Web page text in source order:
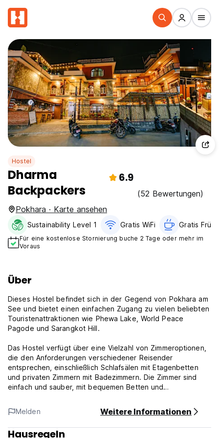
Hostel
Dharma
Backpackers
6.9
(52 Bewertungen)
Pokhara · Karte ansehen
Sustainability Level 1 Gratis WiFi Gratis
Für eine kostenlose Stornierung buche 2 Tage oder mehr im
Voraus
Über
Dieses Hostel befindet sich in der Gegend von Pokhara am
See und bietet einen einfachen Zugang zu vielen beliebten
Touristenattraktionen wie Phewa Lake, World Peace
Pagode und Sarangkot Hill.
Das Hostel verfügt über eine Vielzahl von Zimmeroptionen,
die den Anforderungen verschiedener Reisender
entsprechen, einschließlich Schlafsälen mit Etagenbetten
und privaten Zimmern mit Badezimmern. Die Zimmer sind
einfach und sauber, mit bequemen Betten und
und Speicherschließfächern.
Dharma Backpackers Hostel verfügt auch über einen
Gemeinschaftsbereich, in dem die Gäste mit anderen
Melden Weitere Informationen
Hausregeln